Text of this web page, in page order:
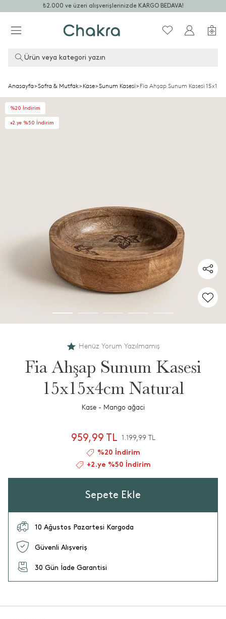
₺2.000 ve üzeri alışverişlerinizde KARGO BEDAVA!
Ürün veya kategori yazın
Anasayfa>Sofra & Mutfak>Kase>Sunum Kasesi>Fia Ahşap Sunum Kasesi
%20 İndirim
+2.ye %50 İndirim
Henüz Yorum Yazılmamış
Fia Ahşap Sunum Kasesi
15x15x4cm Natural
Kase - Mango ağaci
959,99 TL 1.199,99 TL
%20 İndirim
+2.ye %50 İndirim
Sepete Ekle
10 Ağustos Pazartesi Kargoda
Güvenli Alışveriş
30 Gün İade Garantisi